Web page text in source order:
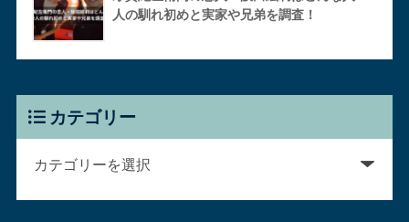
人の馴れ初めと実家や兄弟を調査！
カテゴリー